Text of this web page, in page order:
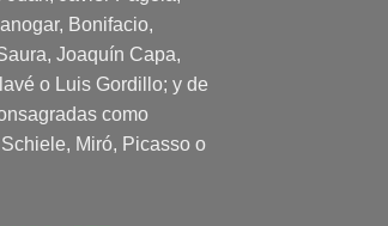
Bonifacio,
Joaquín Capa,
o Luis Gordillo; y de
como
Miró, Picasso o